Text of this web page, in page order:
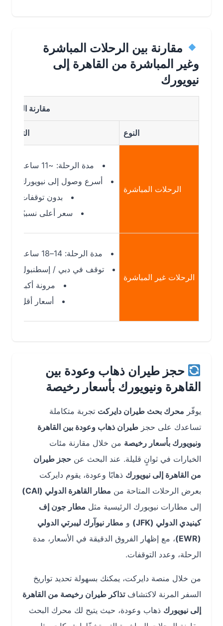
مقارنة بين الرحلات المباشرة
وغير المباشرة من القاهرة إلى
نيويورك
مقارنة الرحلات
التفاصيل
الرحلات المباشرة
مدة الرحلة: ~11 ساعة
أسرع وصول إلى نيويورك
بدون توقفات
سعر أعلى نسبيًا
الرحلات غير المباشرة
مدة الرحلة: 14–18 ساعة
توقف في دبي / إسطنبول
مرونة أكبر
أسعار أقل
حجز طيران ذهاب وعودة بين
القاهرة ونيويورك بأسعار رخيصة
محرك بحث طيران دايركتتجربة متكاملة
تساعدك على حجز طيران ذهاب وعودة بين القاهرة
ونيويورك بأسعار رخيصة من خلال مقارنة مئات
الخيارات في ثوانٍ قليلة. عند البحث عنحجز طيران
من القاهرة إلى نيويوركذهابًا وعودة، يقوم دايركت
بعرض الرحلات المتاحة منمطار القاهرة الدولي (CAI)
إلى مطارات نيويورك الرئيسية مثلمطار جون إف
كينيدي الدولي (JFK)
ومطار نيوآرك ليبرتي الدولي
، مع إظهار الفروق الدقيقة في الأسعار، مدة
الرحلة، وعدد التوقفات.
من خلال منصة دايركت، يمكنك بسهولة تحديد تواريخ
السفر المرنة لاكتشافتذاكر طيران رخيصة من القاهرة
إلى نيويوركذهاب وعودة، حيث يتيح لك محرك البحث